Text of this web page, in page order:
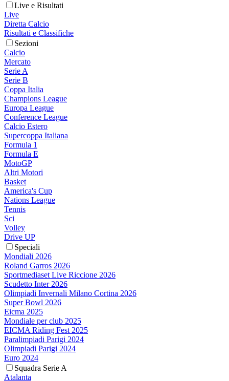
Live e Risultati
Live
Diretta Calcio
Risultati e Classifiche
Sezioni
Calcio
Mercato
Serie A
Serie B
Coppa Italia
Champions League
Europa League
Conference League
Calcio Estero
Supercoppa Italiana
Formula 1
Formula E
MotoGP
Altri Motori
Basket
America's Cup
Nations League
Tennis
Sci
Volley
Drive UP
Speciali
Mondiali 2026
Roland Garros 2026
Sportmediaset Live Riccione 2026
Scudetto Inter 2026
Olimpiadi Invernali Milano Cortina 2026
Super Bowl 2026
Eicma 2025
Mondiale per club 2025
EICMA Riding Fest 2025
Paralimpiadi Parigi 2024
Olimpiadi Parigi 2024
Euro 2024
Squadra Serie A
Atalanta